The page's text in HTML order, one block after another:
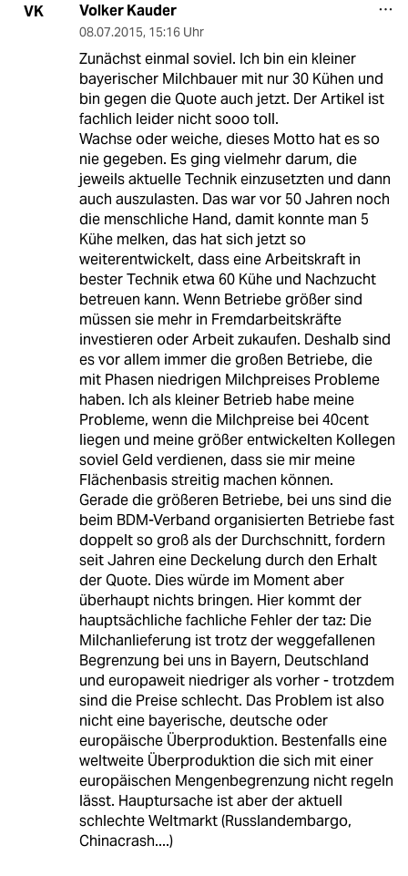
VK Volker Kauder
08.07.2015, 15:16 Uhr
Zunächst einmal soviel. Ich bin ein kleiner
bayerischer Milchbauer mit nur 30 Kühen und
bin gegen die Quote auch jetzt. Der Artikel ist
fachlich leider nicht sooo toll.
Wachse oder weiche, dieses Motto hat es so
nie gegeben. Es ging vielmehr darum, die
jeweils aktuelle Technik einzusetzten und dann
auch auszulasten. Das war vor 50 Jahren noch
die menschliche Hand, damit konnte man 5
Kühe melken, das hat sich jetzt so
weiterentwickelt, dass eine Arbeitskraft in
bester Technik etwa 60 Kühe und Nachzucht
betreuen kann. Wenn Betriebe größer sind
müssen sie mehr in Fremdarbeitskräfte
investieren oder Arbeit zukaufen. Deshalb sind
es vor allem immer die großen Betriebe, die
mit Phasen niedrigen Milchpreises Probleme
haben. Ich als kleiner Betrieb habe meine
Probleme, wenn die Milchpreise bei 40cent
liegen und meine größer entwickelten Kollegen
soviel Geld verdienen, dass sie mir meine
Flächenbasis streitig machen können.
Gerade die größeren Betriebe, bei uns sind die
beim BDM-Verband organisierten Betriebe fast
doppelt so groß als der Durchschnitt, fordern
seit Jahren eine Deckelung durch den Erhalt
der Quote. Dies würde im Moment aber
überhaupt nichts bringen. Hier kommt der
hauptsächliche fachliche Fehler der taz: Die
Milchanlieferung ist trotz der weggefallenen
Begrenzung bei uns in Bayern, Deutschland
und europaweit niedriger als vorher - trotzdem
sind die Preise schlecht. Das Problem ist also
nicht eine bayerische, deutsche oder
europäische Überproduktion. Bestenfalls eine
weltweite Überproduktion die sich mit einer
europäischen Mengenbegrenzung nicht regeln
lässt. Hauptursache ist aber der aktuell
schlechte Weltmarkt (Russlandembargo,
Chinacrash....)